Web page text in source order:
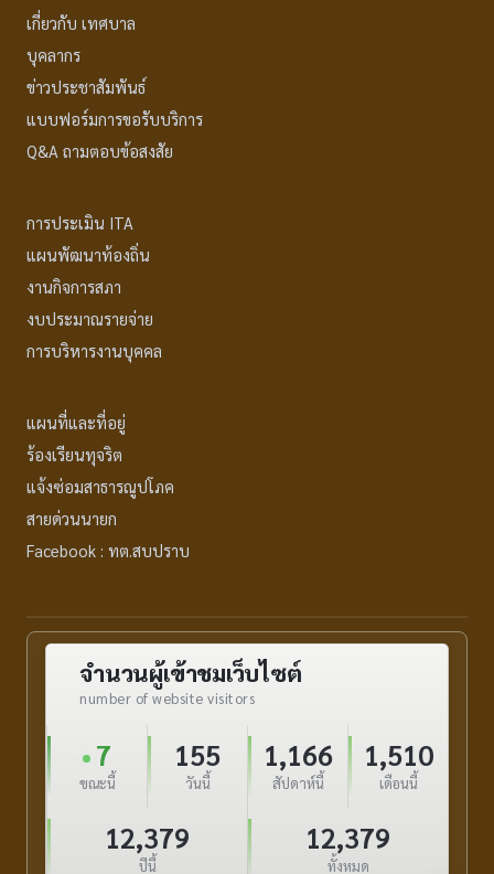
เกี่ยวกับ เทศบาล
บุคลากร
ข่าวประชาสัมพันธ์
แบบฟอร์มการขอรับบริการ
Q&A ถามตอบข้อสงสัย
การประเมิน ITA
แผนพัฒนาท้องถิ่น
งานกิจการสภา
งบประมาณรายจ่าย
การบริหารงานบุคคล
แผนที่และที่อยู่
ร้องเรียนทุจริต
แจ้งซ่อมสาธารณูปโภค
สายด่วนนายก
Facebook : ทต.สบปราบ
จำนวนผู้เข้าชมเว็บไซต์
number of website visitors
7
ขณะนี้
155
วันนี้
1,166
สัปดาห์นี้
1,510
เดือนนี้
12,379
ปีนี้
12,379
ทั้งหมด